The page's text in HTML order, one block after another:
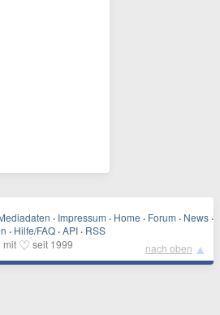
· Impressum · Home · Forum · News ·
· Hilfe/FAQ · API · RSS
mit ♡ seit 1999 nach oben ▲